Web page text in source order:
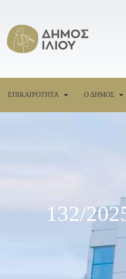
ΕΠΙΚΑΙΡΟΤΗΤΑ Ο ΔΗΜΟΣ
132/